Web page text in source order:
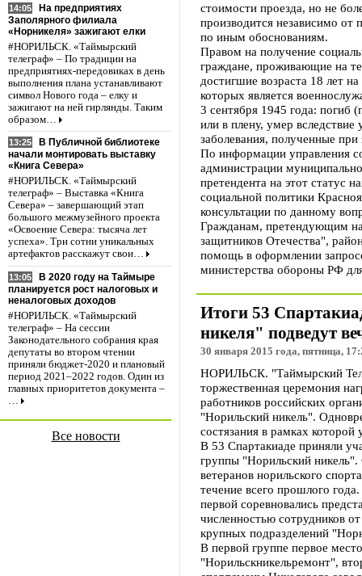
14:05
На предприятиях
Заполярного филиала
«Норникеля» зажигают елки
#НОРИЛЬСК. «Таймырский
телеграф» – По традиции на
предприятиях-передовиках в день
выполнения плана устанавливают
символ Нового года – елку и
зажигают на ней гирлянды. Таким
образом…
13:25
В Публичной библиотеке
начали монтировать выставку
«Книга Севера»
#НОРИЛЬСК. «Таймырский
телеграф» – Выставка «Книга
Севера» – завершающий этап
большого межмузейного проекта
«Освоение Севера: тысяча лет
успеха». Три сотни уникальных
артефактов расскажут свои…
13:05
В 2020 году на Таймыре
планируется рост налоговых и
неналоговых доходов
#НОРИЛЬСК. «Таймырский
телеграф» – На сессии
Законодательного собрания края
депутаты во втором чтении
приняли бюджет-2020 и плановый
период 2021–2022 годов. Один из
главных приоритетов документа –
…
Все новости
стоимости проезда, но не
производится независимо от
по иным обоснованиям.
Правом на получение
граждане, проживающие на
достигшие возраста 18 лет
которых является
3 сентября 1945 года: погиб
или в плену, умер
заболевания, полученные
По информации управления
администрации
претендента на этот статус
социальной политики
консультации по данному
Гражданам, претендующим
защитников Отечества",
помощь в оформлении
министерства обороны РФ
Итоги 53
никеля" подведут
30 января 2015 года, пятница,
НОРИЛЬСК. "Таймырский
торжественная церемония
работников российских
"Норильский никель".
состязания в рамках которой
В 53 Спартакиаде приняли
группы "Норильский
ветеранов норильского
течение всего прошлого
первой соревновались
численностью сотрудников
крупных подразделений
В первой группе первое
"Норильскникельремонт",